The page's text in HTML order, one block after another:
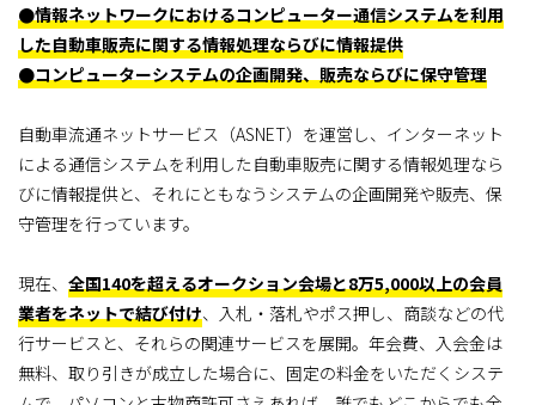
●情報ネットワークにおけるコンピューター通信システムを利用
した自動車販売に関する情報処理ならびに情報提供
●コンピューターシステムの企画開発、販売ならびに保守管理
自動車流通ネットサービス（ASNET）を運営し、インターネット
による通信システムを利用した自動車販売に関する情報処理なら
びに情報提供と、それにともなうシステムの企画開発や販売、保
守管理を行っています。
現在、 全国140を超えるオークション会場と8万5,000以上の会員
業者をネットで結び付け、入札・落札やポス押し、商談などの代
行サービスと、それらの関連サービスを展開。年会費、入会金は
無料、取り引きが成立した場合に、固定の料金をいただくシステ